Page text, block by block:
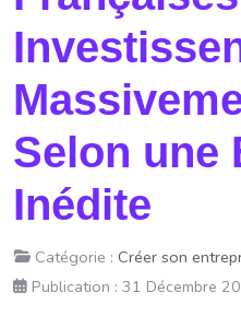
Selon une
Inédite
Catégorie : Créer son
Publication : 31 Décembre